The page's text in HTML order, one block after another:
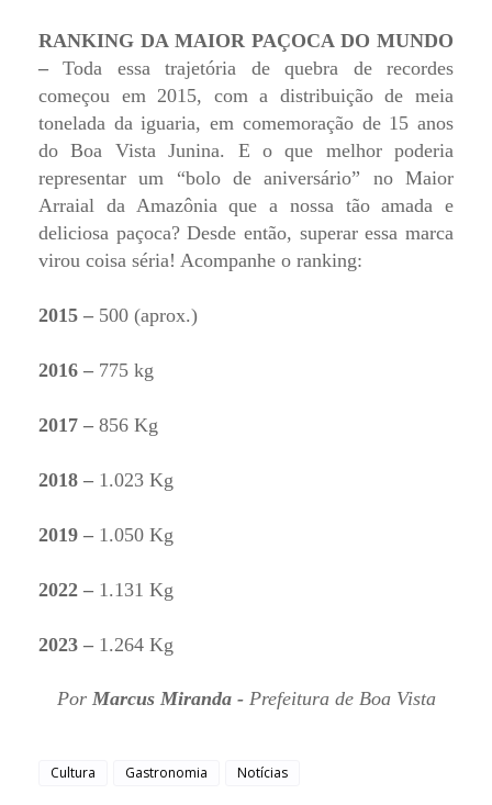
RANKING DA MAIOR PAÇOCA DO MUNDO
– Toda essa trajetória de quebra de recordes
começou em 2015, com a distribuição de meia
tonelada da iguaria, em comemoração de 15 anos
do Boa Vista Junina. E o que melhor poderia
representar um “bolo de aniversário” no Maior
Arraial da Amazônia que a nossa tão amada e
deliciosa paçoca? Desde então, superar essa marca
virou coisa séria! Acompanhe o ranking:
2015 – 500 (aprox.)
2016 – 775 kg
2017 – 856 Kg
2018 – 1.023 Kg
2019 – 1.050 Kg
2022 – 1.131 Kg
2023 – 1.264 Kg
Por Marcus Miranda - Prefeitura de Boa Vista
Cultura Gastronomia Notícias